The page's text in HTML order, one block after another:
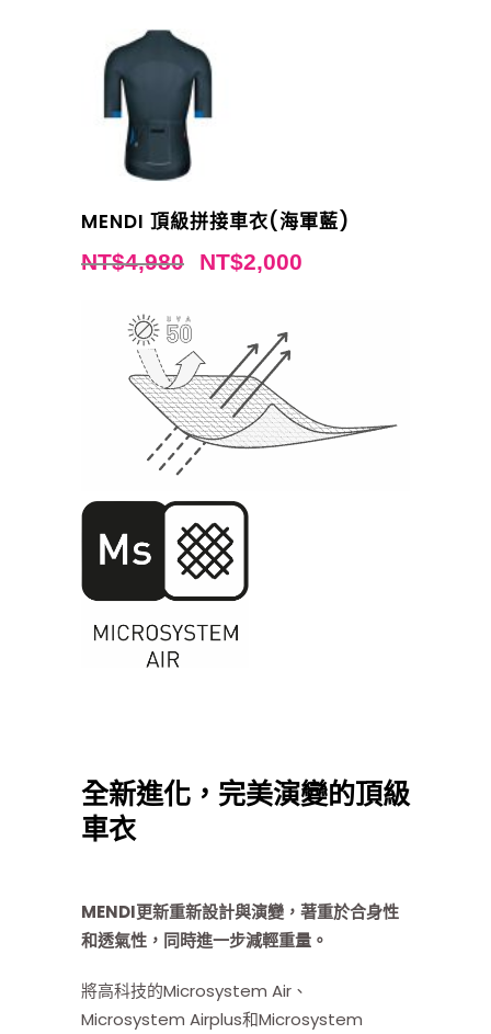
MENDI 頂級拼接車衣(海軍藍)
NT$4,980 NT$2,000
全新進化，完美演變的頂級
車衣
MENDI更新重新設計與演變，著重於合身性
和透氣性，同時進一步減輕重量。
將高科技的Microsystem Air、
Microsystem Airplus和Microsystem